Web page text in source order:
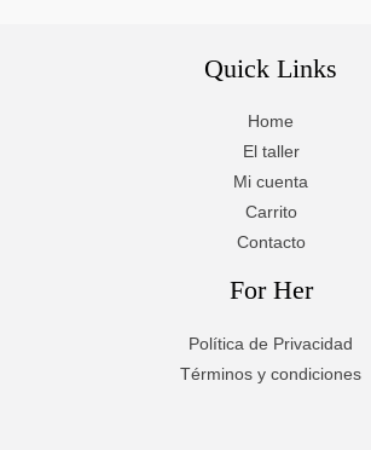
Quick Links
Home
El taller
Mi cuenta
Carrito
Contacto
For Her
Política de Privacidad
Términos y condiciones